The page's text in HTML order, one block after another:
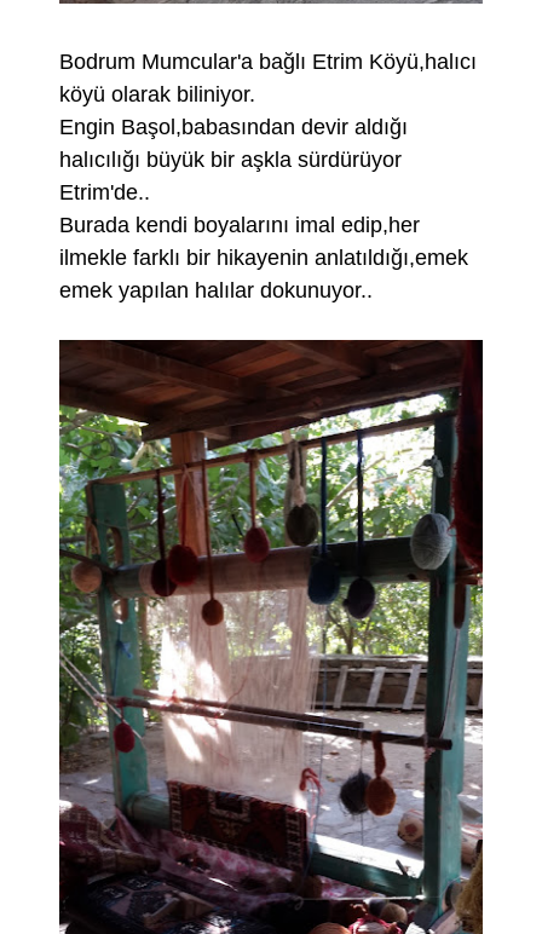
Bodrum Mumcular'a bağlı Etrim Köyü,halıcı
köyü olarak biliniyor.
Engin Başol,babasından devir aldığı
halıcılığı büyük bir aşkla sürdürüyor
Etrim'de..
Burada kendi boyalarını imal edip,her
ilmekle farklı bir hikayenin anlatıldığı,emek
emek yapılan halılar dokunuyor..